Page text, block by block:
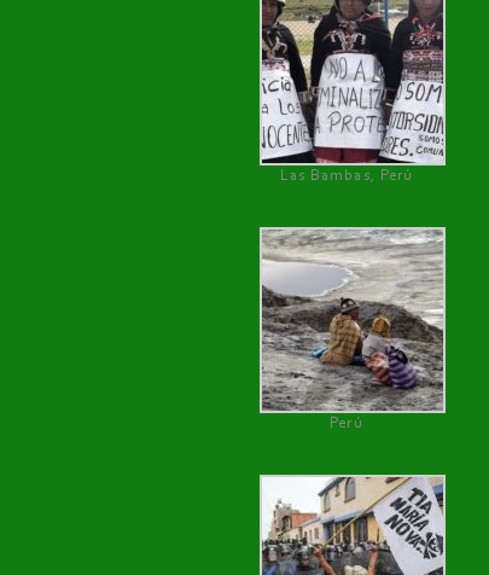
Las Bambas, Perú
Perú